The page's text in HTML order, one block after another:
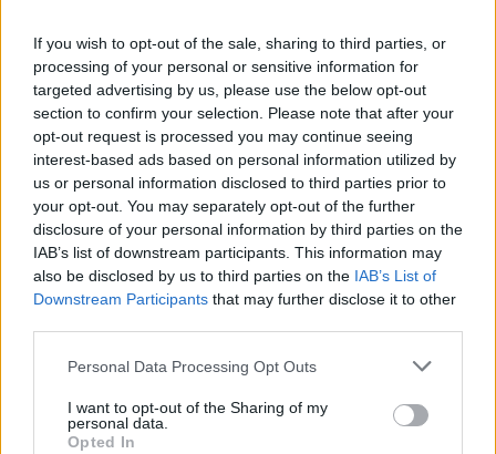
If you wish to opt-out of the sale, sharing to third parties, or
processing of your personal or sensitive information for
targeted advertising by us, please use the below opt-out
section to confirm your selection. Please note that after your
opt-out request is processed you may continue seeing
interest-based ads based on personal information utilized by
us or personal information disclosed to third parties prior to
your opt-out. You may separately opt-out of the further
disclosure of your personal information by third parties on the
IAB’s list of downstream participants. This information may
also be disclosed by us to third parties on the IAB’s List of
Downstream Participants that may further disclose it to other
Personal Data Processing Opt Outs
I want to opt-out of the Sharing of my
personal data.
Opted In
Minka 14. rész
Minka 13. rész
Halál a Tresco-szigeten – A Josh
Clayton-ügy